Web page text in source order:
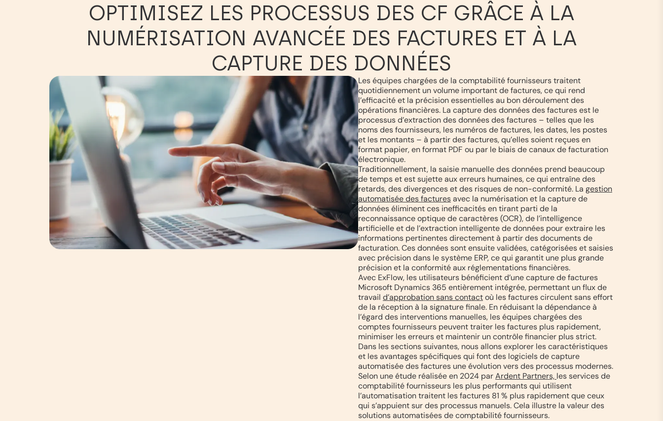
OPTIMISEZ LES PROCESSUS DES CF GRÂCE À LA
NUMÉRISATION AVANCÉE DES FACTURES ET À LA
CAPTURE DES DONNÉES
Les équipes chargées de la comptabilité fournisseurs traitent
quotidiennement un volume important de factures, ce qui rend
l’efficacité et la précision essentielles au bon déroulement des
opérations financières. La capture des données des factures est le
processus d’extraction des données des factures – telles que les
noms des fournisseurs, les numéros de factures, les dates, les postes
et les montants – à partir des factures, qu’elles soient reçues en
format papier, en format PDF ou par le biais de canaux de facturation
électronique.
Traditionnellement, la saisie manuelle des données prend beaucoup
de temps et est sujette aux erreurs humaines, ce qui entraîne des
retards, des divergences et des risques de non-conformité. La gestion
automatisée des facturesavec la numérisation et la capture de
données éliminent ces inefficacités en tirant parti de la
reconnaissance optique de caractères (OCR), de l’intelligence
artificielle et de l’extraction intelligente de données pour extraire les
informations pertinentes directement à partir des documents de
facturation. Ces données sont ensuite validées, catégorisées et saisies
avec précision dans le système ERP, ce qui garantit une plus grande
précision et la conformité aux réglementations financières.
Avec ExFlow, les utilisateurs bénéficient d’une capture de factures
Microsoft Dynamics 365 entièrement intégrée, permettant un flux de
travail d’approbation sans contactoù les factures circulent sans effort
de la réception à la signature finale. En réduisant la dépendance à
l’égard des interventions manuelles, les équipes chargées des
comptes fournisseurs peuvent traiter les factures plus rapidement,
minimiser les erreurs et maintenir un contrôle financier plus strict.
Dans les sections suivantes, nous allons explorer les caractéristiques
et les avantages spécifiques qui font des logiciels de capture
automatisée des factures une évolution vers des processus modernes.
Selon une étude réalisée en 2024 parArdent Partners, les services de
comptabilité fournisseurs les plus performants qui utilisent
l’automatisation traitent les factures 81 % plus rapidement que ceux
qui s’appuient sur des processus manuels. Cela illustre la valeur des
solutions automatisées de comptabilité fournisseurs.